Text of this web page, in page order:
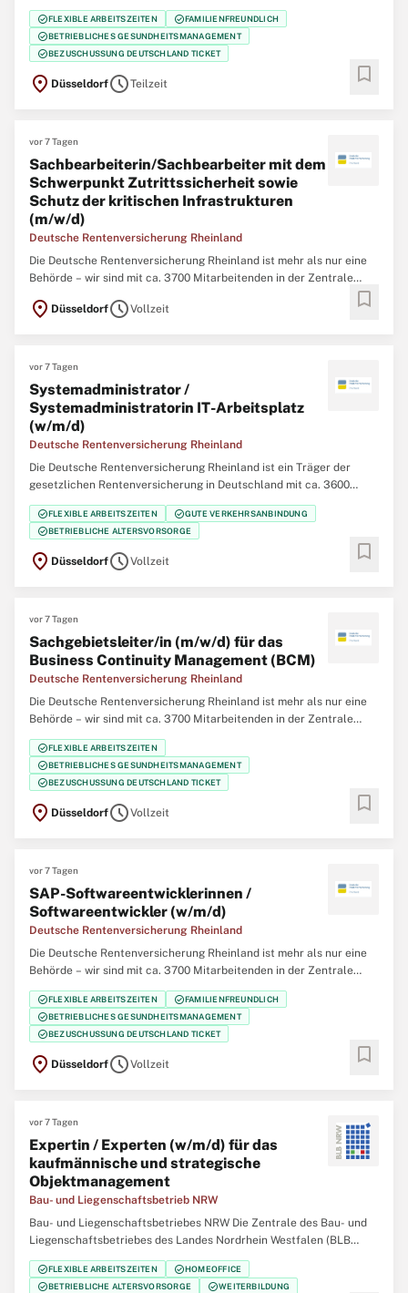
(Düsseldorf), 12 regionalen Service-Zentren und einem eigenem
Klinikverbund mit 5 Rehabilitationskliniken einer der größten
Regionalträger der gesetzlichen
check_circleFLEXIBLE ARBEITSZEITEN check_circleFAMILIENFREUNDLICH
check_circleBETRIEBLICHES GESUNDHEITSMANAGEMENT
check_circleBEZUSCHUSSUNG DEUTSCHLAND TICKET
location_on DüsseldorfscheduleTeilzeit bookmark
vor 7 Tagen
Sachbearbeiterin/Sachbearbeiter mit dem
Schwerpunkt Zutrittssicherheit sowie
Schutz der kritischen Infrastrukturen
(m/w/d)
Deutsche Rentenversicherung Rheinland
Die Deutsche Rentenversicherung Rheinland ist mehr als nur eine
Behörde – wir sind mit ca. 3700 Mitarbeitenden in der Zentrale
Klinikverbund mit 5 Rehabilitationskliniken einer der größten
location_on DüsseldorfscheduleVollzeit bookmark
vor 7 Tagen
Systemadministrator /
Systemadministratorin IT-Arbeitsplatz
(w/m/d)
Deutsche Rentenversicherung Rheinland
Die Deutsche Rentenversicherung Rheinland ist ein Träger der
gesetzlichen Rentenversicherung in Deutschland mit ca. 3600
Mitarbeiterinnen und Mitarbeitern in der Hauptverwaltung in
Düsseldorf, 12 regionalen Service-Zentren im Bereich der
Regierungsbezirke Düsseldorf und Köln und 5
check_circleFLEXIBLE ARBEITSZEITEN check_circleGUTE VERKEHRSANBINDUNG
check_circleBETRIEBLICHE ALTERSVORSORGE
location_on DüsseldorfscheduleVollzeit bookmark
vor 7 Tagen
Sachgebietsleiter/in (m/w/d) für das
Business Continuity Management (BCM)
Deutsche Rentenversicherung Rheinland
Die Deutsche Rentenversicherung Rheinland ist mehr als nur eine
Behörde – wir sind mit ca. 3700 Mitarbeitenden in der Zentrale
(Düsseldorf), 12 regionalen Service-Zentren und einem eigenem
Klinikverbund mit 5 Rehabilitationskliniken einer der größten
Regionalträger der gesetzlichen
check_circleFLEXIBLE ARBEITSZEITEN
check_circleBETRIEBLICHES GESUNDHEITSMANAGEMENT
check_circleBEZUSCHUSSUNG DEUTSCHLAND TICKET
location_on DüsseldorfscheduleVollzeit bookmark
vor 7 Tagen
SAP-Softwareentwicklerinnen /
Softwareentwickler (w/m/d)
Deutsche Rentenversicherung Rheinland
Die Deutsche Rentenversicherung Rheinland ist mehr als nur eine
Behörde – wir sind mit ca. 3700 Mitarbeitenden in der Zentrale
(Düsseldorf), 12 regionalen Service-Zentren und einem eigenem
Klinikverbund mit 5 Rehabilitationskliniken einer der größten
Regionalträger der gesetzlichen
check_circleFLEXIBLE ARBEITSZEITEN check_circleFAMILIENFREUNDLICH
check_circleBETRIEBLICHES GESUNDHEITSMANAGEMENT
check_circleBEZUSCHUSSUNG DEUTSCHLAND TICKET
location_on DüsseldorfscheduleVollzeit bookmark
vor 7 Tagen
Expertin / Experten (w/m/d) für das
kaufmännische und strategische
Objektmanagement
Bau- und Liegenschaftsbetrieb NRW
Bau- und Liegenschaftsbetriebes NRW Die Zentrale des Bau- und
Liegenschaftsbetriebes des Landes Nordrhein Westfalen (BLB
NRW) sucht zum nächstmöglichen Zeitpunkt eine/n Expertin /
Experten (w/m/d) für das kaufmännische und strategische
check_circleFLEXIBLE ARBEITSZEITEN check_circleHOMEOFFICE
check_circleBETRIEBLICHE ALTERSVORSORGE check_circleWEITERBILDUNG